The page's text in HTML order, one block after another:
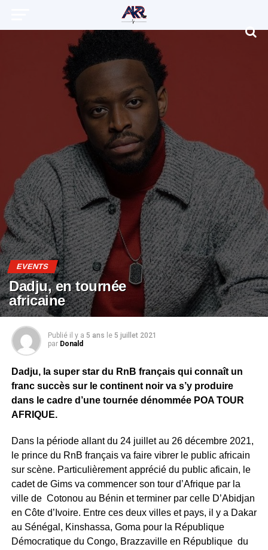
EVENTS
Dadju, en tournée
africaine
Publié il y a 5 ans le 5 juillet 2021
par Donald
Dadju, la super star du RnB français qui connaît un
franc succès sur le continent noir va s’y produire
dans le cadre d’une tournée dénommée POA TOUR
AFRIQUE.
Dans la période allant du 24 juillet au 26 décembre 2021,
le prince du RnB français va faire vibrer le public africain
sur scène. Particulièrement apprécié du public aficain, le
cadet de Gims va commencer son tour d’Afrique par la
ville de Cotonou au Bénin et terminer par celle D’Abidjan
en Côte d’Ivoire. Entre ces deux villes et pays, il y a Dakar
au Sénégal, Kinshassa, Goma pour la République
Démocratique du Congo, Brazzaville en République du